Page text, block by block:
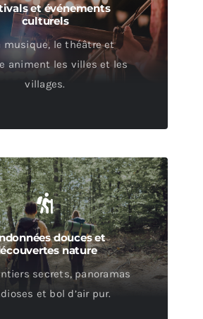
et événements
culturels
musique, le théâtre et
animent les villes et les
villages.
douces et
nature
secrets, panoramas
et bol d’air pur.